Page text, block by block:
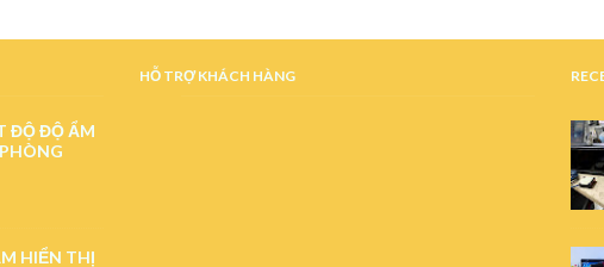
ĐỘ ĐỘ ẨM
HIỂN THỊ
HỖ TRỢ KHÁCH HÀNG